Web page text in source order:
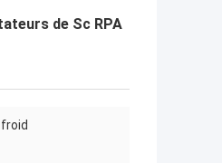
de Sc RPA